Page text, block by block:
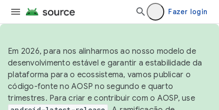
Fazer login
Em 2026, para nos alinharmos ao nosso modelo de
desenvolvimento estável e garantir a estabilidade da
plataforma para o ecossistema, vamos publicar o
código-fonte no AOSP no segundo e quarto
trimestres. Para criar e contribuir com o AOSP, use